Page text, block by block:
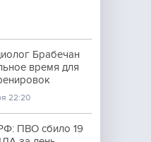
Брабечан
время для
22:20
ПВО сбило 19